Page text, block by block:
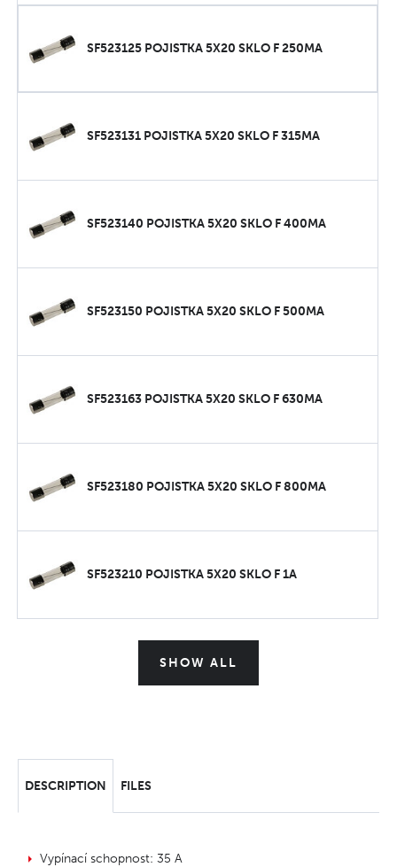
SF523125 POJISTKA 5X20 SKLO F 250MA
SF523131 POJISTKA 5X20 SKLO F 315MA
SF523140 POJISTKA 5X20 SKLO F 400MA
SF523150 POJISTKA 5X20 SKLO F 500MA
SF523163 POJISTKA 5X20 SKLO F 630MA
SF523180 POJISTKA 5X20 SKLO F 800MA
SF523210 POJISTKA 5X20 SKLO F 1A
SHOW ALL
DESCRIPTION FILES
Vypínací schopnost: 35 A